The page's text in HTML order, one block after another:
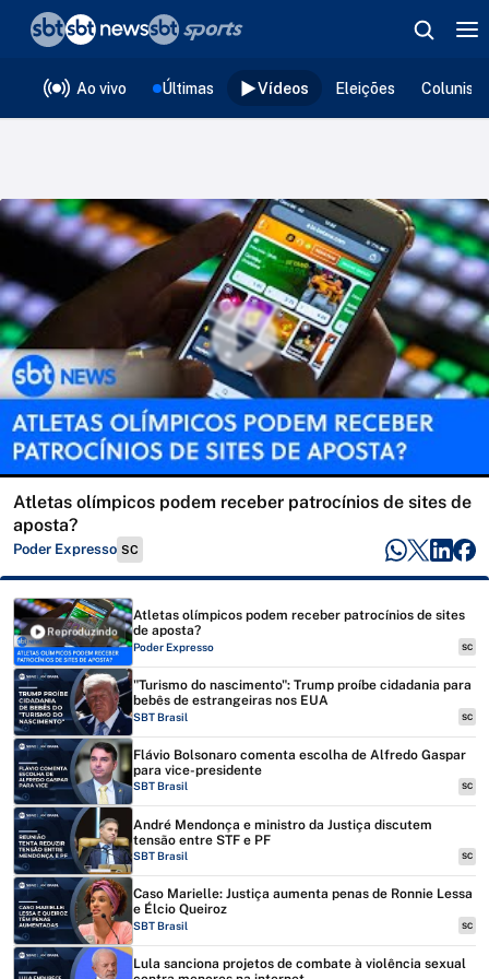
Ao vivo Últimas Vídeos Eleições
Atletas olímpicos podem receber patrocínios de sites de
aposta?
Poder Expresso SC
Reproduzindo
Atletas olímpicos podem receber patrocínios de sites
de aposta?
Poder Expresso SC
"Turismo do nascimento": Trump proíbe cidadania para
bebês de estrangeiras nos EUA
SBT Brasil SC
Flávio Bolsonaro comenta escolha de Alfredo Gaspar
para vice-presidente
SBT Brasil SC
André Mendonça e ministro da Justiça discutem
tensão entre STF e PF
SBT Brasil SC
Caso Marielle: Justiça aumenta penas de Ronnie Lessa
e Élcio Queiroz
SBT Brasil SC
Lula sanciona projetos de combate à violência sexual
❮voltar
Editorias